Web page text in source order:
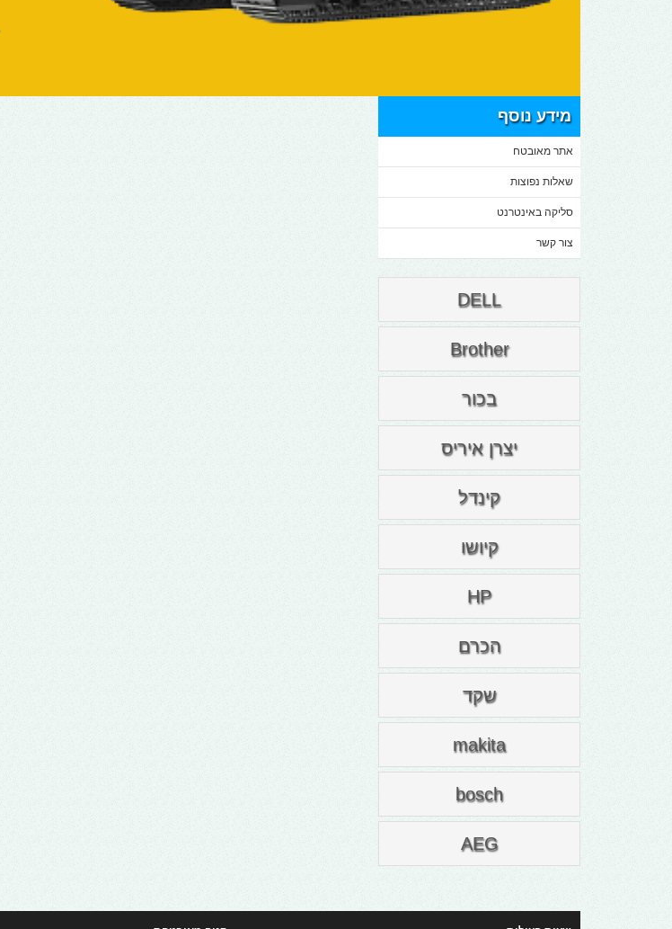
מידע נוסף
אתר מאובטח
שאלות נפוצות
סליקה באינטרנט
צור קשר
DELL
Brother
בכור
יצרן איריס
קינדל
קיושו
HP
הכרם
שקד
makita
bosch
AEG